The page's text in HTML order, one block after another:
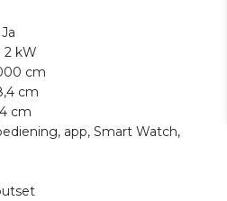
2 kW
cm
cm
cm
app, Smart Watch,